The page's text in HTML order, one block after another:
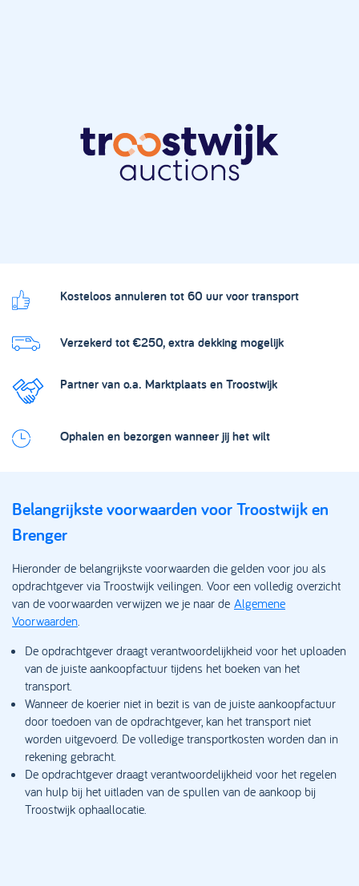
Kosteloos annuleren tot 60 uur voor transport
Verzekerd tot €250, extra dekking mogelijk
Partner van o.a. Marktplaats en Troostwijk
Ophalen en bezorgen wanneer jij het wilt
Belangrijkste voorwaarden voor Troostwijk en
Brenger
Hieronder de belangrijkste voorwaarden die gelden voor jou als
opdrachtgever via Troostwijk veilingen. Voor een volledig overzicht
van de voorwaarden verwijzen we je naar de Algemene
Voorwaarden.
De opdrachtgever draagt verantwoordelijkheid voor het uploaden
van de juiste aankoopfactuur tijdens het boeken van het
transport.
Wanneer de koerier niet in bezit is van de juiste aankoopfactuur
door toedoen van de opdrachtgever, kan het transport niet
worden uitgevoerd. De volledige transportkosten worden dan in
rekening gebracht.
De opdrachtgever draagt verantwoordelijkheid voor het regelen
van hulp bij het uitladen van de spullen van de aankoop bij
Troostwijk ophaallocatie.